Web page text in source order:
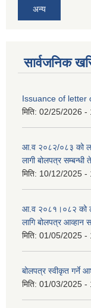
अन्य
सार्वजनिक
Issuance of letter
मिति: 02/25/2026 -
आ.व २०८२/०८३ को
लागी बोलपत्र
मिति: 10/12/2025 -
आ.व २०८१।०८२ को
लागि बोलपत्र आव्हान
मिति: 01/05/2025 -
बोलपत्र स्वीकृत गर्ने
मिति: 01/03/2025 -